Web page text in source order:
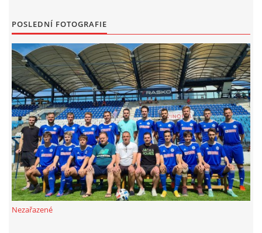
ARCHÍV
DOTACE
FKD, z.s.
Drnovice 704
68304 Drnovice
ičo 27005305
č.ú. 3227086359 / 0800
POSLEDNÍ FOTOGRAFIE
Nezařazené